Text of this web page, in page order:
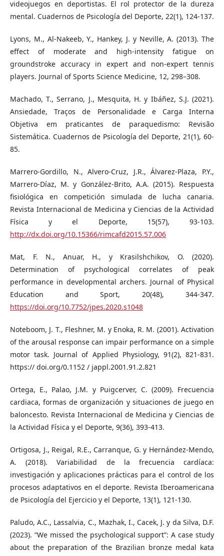
videojuegos en deportistas. El rol protector de la dureza
mental. Cuadernos de Psicología del Deporte, 22(1), 124-137.
Lyons, M., Al-Nakeeb, Y., Hankey, J. y Neville, A. (2013). The
effect of moderate and high-intensity fatigue on
groundstroke accuracy in expert and non-expert tennis
players. Journal of Sports Science Medicine, 12, 298–308.
Machado, T., Serrano, J., Mesquita, H. y Ibáñez, S.J. (2021).
Ansiedade, Traços de Personalidade e Carga Interna
Objetiva em praticantes de paraquedismo: Revisão
Sistemática. Cuadernos de Psicología del Deporte, 21(1), 60-
85.
Marrero-Gordillo, N., Alvero-Cruz, J.R., Álvarez-Plaza, P.Y.,
Marrero-Díaz, M. y González-Brito, A.A. (2015). Respuesta
fisiológica en competición simulada de lucha canaria.
Revista Internacional de Medicina y Ciencias de la Actividad
Física y el Deporte, 15(57), 93-103.
http://dx.doi.org/10.15366/rimcafd2015.57.006
Mat, F. N., Anuar, H., y Krasilshchikov, O. (2020).
Determination of psychological correlates of peak
performance in developmental archers. Journal of Physical
Education and Sport, 20(48), 344-347.
https://doi.org/10.7752/jpes.2020.s1048
Noteboom, J. T., Fleshner, M. y Enoka, R. M. (2001). Activation
of the arousal response can impair performance on a simple
motor task. Journal of Applied Physiology, 91(2), 821-831.
https:// doi.org/0.1152 / jappl.2001.91.2.821
Ortega, E., Palao, J.M. y Puigcerver, C. (2009). Frecuencia
cardiaca, formas de organización y situaciones de juego en
baloncesto. Revista Internacional de Medicina y Ciencias de
la Actividad Física y el Deporte, 9(36), 393-413.
Ortigosa, J., Reigal, R.E., Carranque, G. y Hernández-Mendo,
A. (2018). Variabilidad de la frecuencia cardíaca:
investigación y aplicaciones prácticas para el control de los
procesos adaptativos en el deporte. Revista Iberoamericana
de Psicología del Ejercicio y el Deporte, 13(1), 121-130.
Paludo, A.C., Lassalvia, C., Mazhak, I., Cacek, J. y da Silva, D.F.
(2023). “We missed the psychological support”: A case study
about the preparation of the Brazilian bronze medal kata